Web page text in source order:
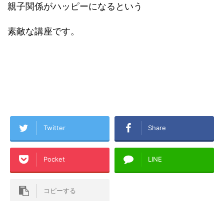
親子関係がハッピーになるという
素敵な講座です。
Twitter Share
Pocket LINE
コピーする